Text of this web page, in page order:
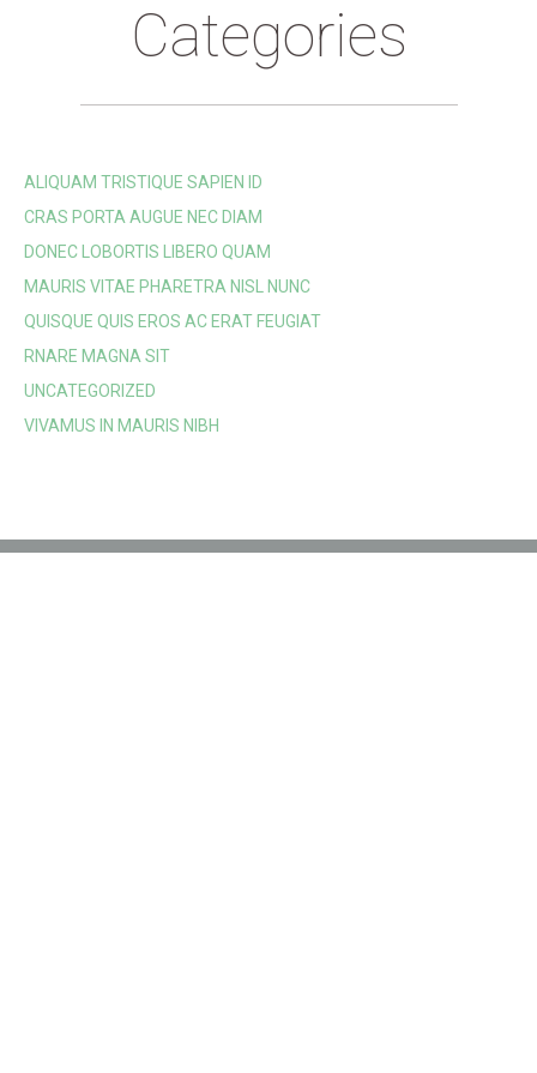
Categories
ALIQUAM TRISTIQUE SAPIEN ID
CRAS PORTA AUGUE NEC DIAM
DONEC LOBORTIS LIBERO QUAM
MAURIS VITAE PHARETRA NISL NUNC
QUISQUE QUIS EROS AC ERAT FEUGIAT
RNARE MAGNA SIT
UNCATEGORIZED
VIVAMUS IN MAURIS NIBH